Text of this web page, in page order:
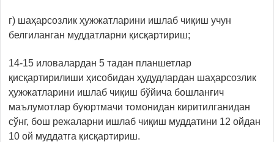
г) шаҳарсозлик ҳужжатларини ишлаб чиқиш учун
белгиланган муддатларни қисқартириш;
14-15 иловалардан 5 тадан планшетлар
қисқартирилиши ҳисобидан ҳудудлардан шаҳарсозлик
ҳужжатларини ишлаб чиқиш бўйича бошланғич
маълумотлар буюртмачи томонидан киритилганидан
сўнг, бош режаларни ишлаб чиқиш муддатини 12 ойдан
10 ой муддатга қисқартириш.